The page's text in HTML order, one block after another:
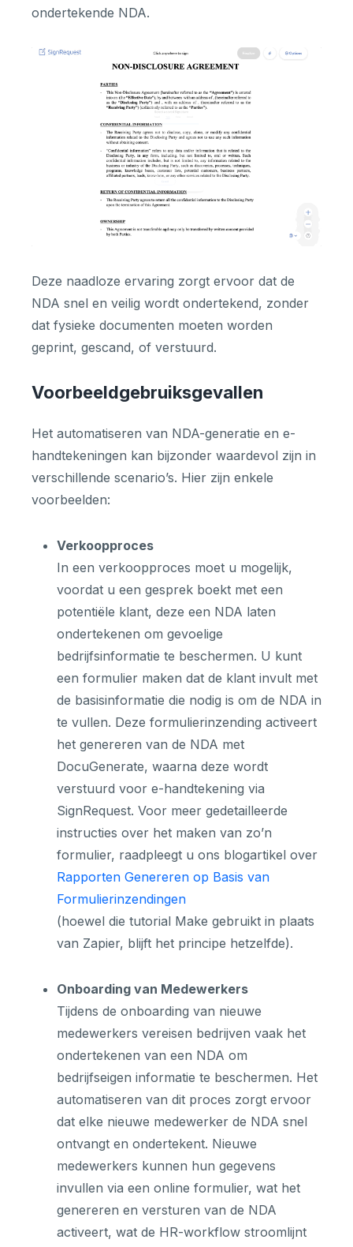
ondertekende NDA.
Deze naadloze ervaring zorgt ervoor dat de
NDA snel en veilig wordt ondertekend, zonder
dat fysieke documenten moeten worden
geprint, gescand, of verstuurd.
Voorbeeldgebruiksgevallen
Het automatiseren van NDA-generatie en e-
handtekeningen kan bijzonder waardevol zijn in
verschillende scenario’s. Hier zijn enkele
voorbeelden:
Verkoopproces
In een verkoopproces moet u mogelijk,
voordat u een gesprek boekt met een
potentiële klant, deze een NDA laten
ondertekenen om gevoelige
bedrijfsinformatie te beschermen. U kunt
een formulier maken dat de klant invult met
de basisinformatie die nodig is om de NDA in
te vullen. Deze formulierinzending activeert
het genereren van de NDA met
DocuGenerate, waarna deze wordt
verstuurd voor e-handtekening via
SignRequest. Voor meer gedetailleerde
instructies over het maken van zo’n
formulier, raadpleegt u ons blogartikel over
Rapporten Genereren op Basis van
Formulierinzendingen
(hoewel die tutorial Make gebruikt in plaats
van Zapier, blijft het principe hetzelfde).
Onboarding van Medewerkers
Tijdens de onboarding van nieuwe
medewerkers vereisen bedrijven vaak het
ondertekenen van een NDA om
bedrijfseigen informatie te beschermen. Het
automatiseren van dit proces zorgt ervoor
dat elke nieuwe medewerker de NDA snel
ontvangt en ondertekent. Nieuwe
medewerkers kunnen hun gegevens
invullen via een online formulier, wat het
genereren en versturen van de NDA
activeert, wat de HR-workflow stroomlijnt